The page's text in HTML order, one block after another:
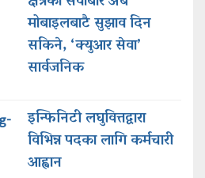
मोबाइलबाटै सुझाव दिन
सकिने, ‘क्युआर सेवा’
सार्वजनिक
इन्फिनिटी लघुवित्तद्वारा
विभिन्न पदका लागि कर्मचारी
आह्वान